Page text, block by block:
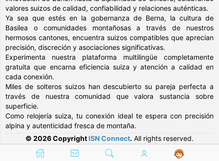
valores suizos de calidad, confiabilidad y relaciones auténticas.
Ya sea que estés en la gobernanza de Berna, la cultura de
Basilea o comunidades montañosas a través de nuestros
hermosos cantones, encuentra suizos compatibles que aprecian
precisión, discreción y asociaciones significativas.
Experimenta nuestra plataforma multilingüe completamente
gratuita que encarna eficiencia suiza y atención a calidad en
cada conexión.
Miles de solteros suizos han descubierto su pareja perfecta a
través de nuestra comunidad que valora sustancia sobre
superficie.
Como relojería suiza, tu conexión ideal te espera con precisión
alpina y autenticidad fresca de montaña.
© 2026 Copyright ISN Connect. All rights reserved.